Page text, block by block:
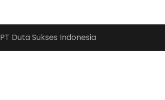
PT Duta Sukses Indonesia